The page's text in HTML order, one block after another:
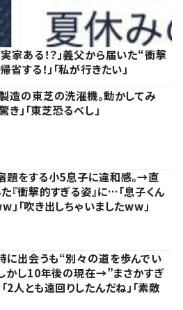
家ある！？」義父から届いた“衝撃
する！」「私が行きたい」
造の東芝の洗濯機。動かしてみ
」「東芝恐るべし」
題をする小5息子に違和感。→直
『衝撃的すぎる姿』に…「息子くん
」「吹き出しちゃいましたww」
に出会うも“別々の道を歩んでい
かし10年後の現在→”まさかすぎ
2人とも遠回りしたんだね」「素敵